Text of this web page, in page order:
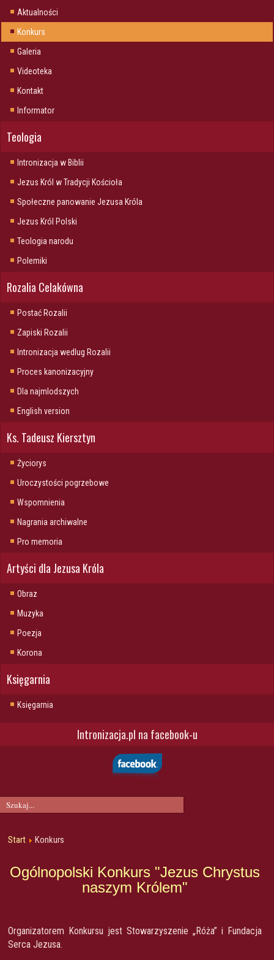
Aktualności
Konkurs
Galeria
Videoteka
Kontakt
Informator
Teologia
Intronizacja w Biblii
Jezus Król w Tradycji Kościoła
Społeczne panowanie Jezusa Króla
Jezus Król Polski
Teologia narodu
Polemiki
Rozalia Celakówna
Postać Rozalii
Zapiski Rozalii
Intronizacja wedlug Rozalii
Proces kanonizacyjny
Dla najmlodszych
English version
Ks. Tadeusz Kiersztyn
Życiorys
Uroczystości pogrzebowe
Wspomnienia
Nagrania archiwalne
Pro memoria
Artyści dla Jezusa Króla
Obraz
Muzyka
Poezja
Korona
Księgarnia
Księgarnia
Intronizacja.pl na facebook-u
Start Konkurs
Ogólnopolski Konkurs "Jezus Chrystus
naszym Królem"
Organizatorem Konkursu jest Stowarzyszenie „Róża” i Fundacja
Serca Jezusa.